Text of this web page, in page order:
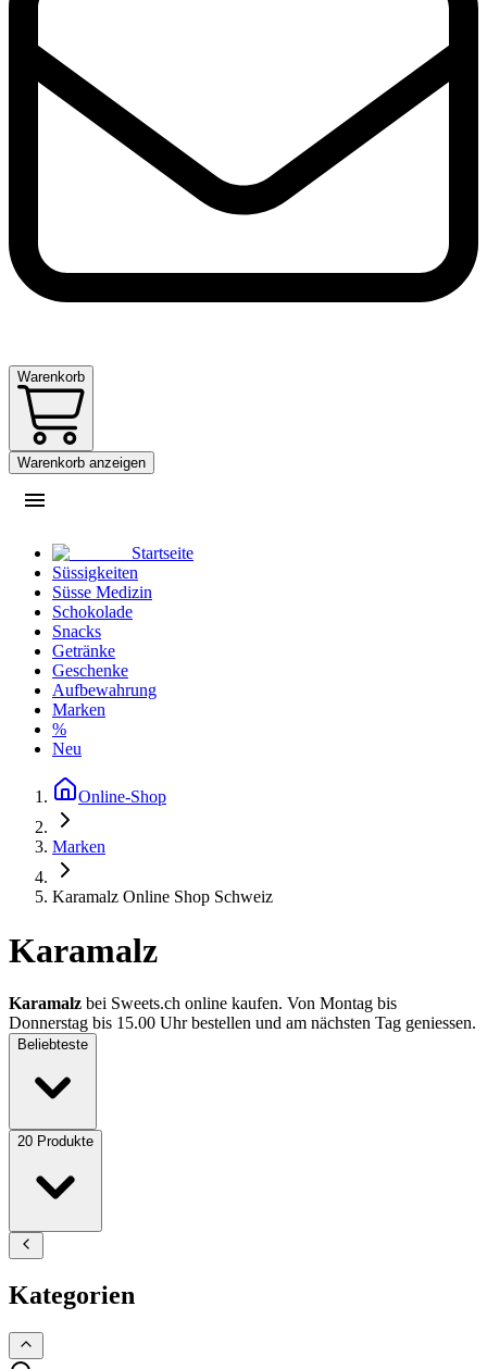
Warenkorb
Warenkorb anzeigen
Startseite
Süssigkeiten
Süsse Medizin
Schokolade
Snacks
Getränke
Geschenke
Aufbewahrung
Marken
%
Neu
Online-Shop
Marken
Karamalz Online Shop Schweiz
Karamalz
Karamalz bei Sweets.ch online kaufen. Von Montag bis
Donnerstag bis 15.00 Uhr bestellen und am nächsten Tag geniessen.
Beliebteste
20 Produkte
Kategorien